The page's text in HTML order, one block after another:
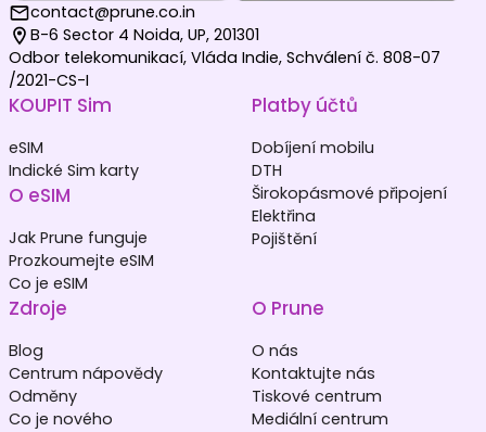
contact@prune.co.in
B-6 Sector 4 Noida, UP, 201301
Odbor telekomunikací, Vláda Indie, Schválení č. 808-07
/2021-CS-I
KOUPIT Sim
eSIM
Indické Sim karty
O eSIM
Jak Prune funguje
Prozkoumejte eSIM
Co je eSIM
Platby účtů
Dobíjení mobilu
DTH
Širokopásmové připojení
Elektřina
Pojištění
Zdroje
Blog
Centrum nápovědy
Odměny
Co je nového
O Prune
O nás
Kontaktujte nás
Tiskové centrum
Mediální centrum